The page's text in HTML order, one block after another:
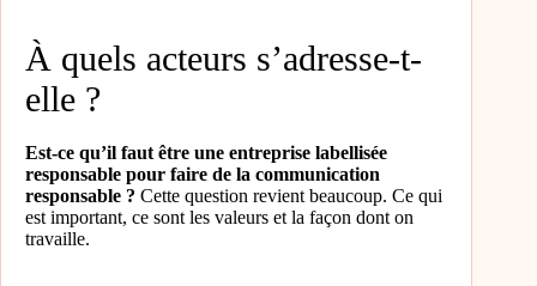
À quels acteurs s’adresse-t-
elle ?
Est-ce qu’il faut être une entreprise labellisée
responsable pour faire de la communication
responsable ? Cette question revient beaucoup. Ce qui
est important, ce sont les valeurs et la façon dont on
travaille.